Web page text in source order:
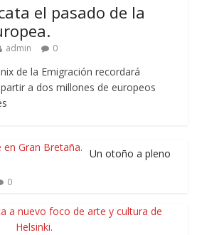
el pasado de la
admin 0
de la Emigración recordará
a dos millones de europeos
Un otoño a pleno
0